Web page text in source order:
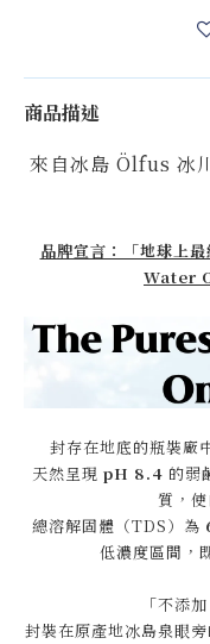
商品描述
來自冰島 Ölfus 冰
品牌宣言：「地球上
Water
封存在地底的瓶裝廠
天然呈現 pH 8.4 的弱
質，
總溶解固體（TDS）為
低濃度區間，
「不添
封裝在原產地冰島泉眼